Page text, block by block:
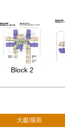
Block 2
大廈/屋苑